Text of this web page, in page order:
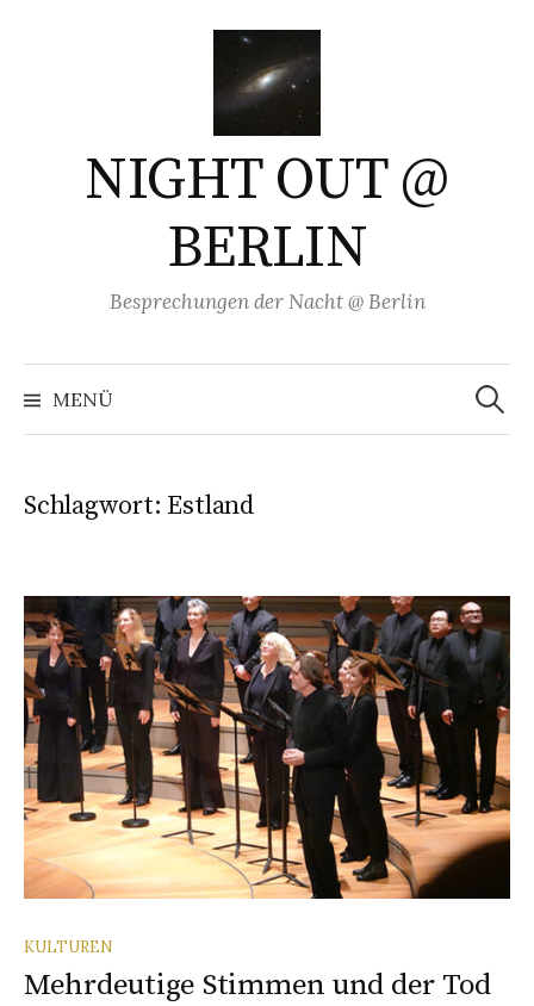
NIGHT OUT @
BERLIN
Besprechungen der Nacht @ Berlin
MENÜ
Suchen
nach:
Schlagwort: Estland
KULTUREN
Mehrdeutige Stimmen und der Tod